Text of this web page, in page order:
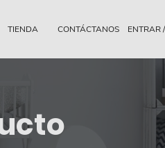
TIENDA CONTÁCTANOS